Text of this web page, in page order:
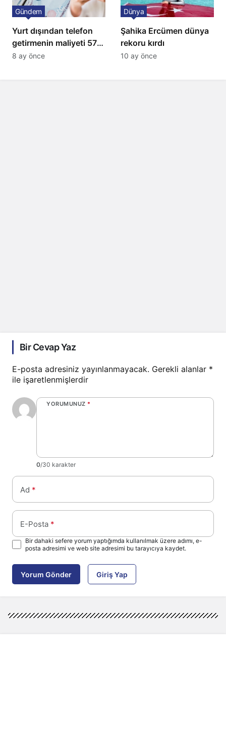
Yurt dışından telefon
getirmenin maliyeti 57
bin lira oldu
Gündem
8 ay önce
Şahika Ercümen dünya
rekoru kırdı
Dünya
10 ay önce
Bir Cevap Yaz
E-posta adresiniz yayınlanmayacak. Gerekli alanlar *
ile işaretlenmişlerdir
YORUMUNUZ *
0/30 karakter
Ad *
E-Posta *
Bir dahaki sefere yorum yaptığımda kullanılmak üzere adımı, e-
posta adresimi ve web site adresimi bu tarayıcıya kaydet.
Yorum Gönder Giriş Yap